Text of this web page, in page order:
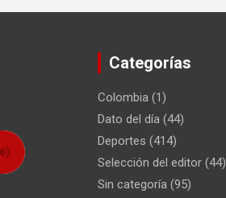
Categorías
Colombia(1)
Dato del día(44)
Deportes (414)
Selección del editor(44)
Sin categoría(95)